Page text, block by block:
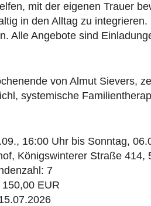
mit der eigenen Trauer
in den Alltag zu
Alle Angebote sind
von Almut Sievers,
systemische
16:00 Uhr bis Sonntag,
Königswinterer Straße 414,
7
EUR